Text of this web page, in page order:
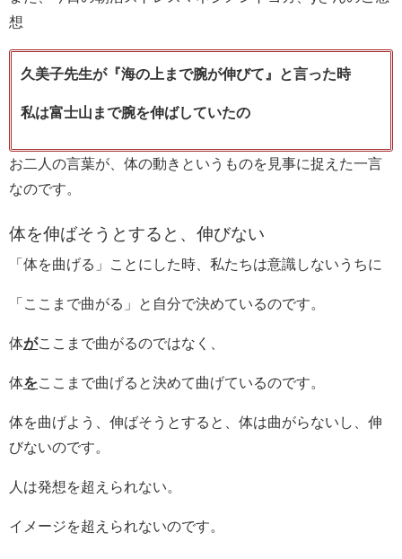
想
久美子先生が『海の上まで腕が伸びて』と言った時
私は富士山まで腕を伸ばしていたの
お二人の言葉が、体の動きというものを見事に捉えた一言
なのです。
体を伸ばそうとすると、伸びない
「体を曲げる」ことにした時、私たちは意識しないうちに
「ここまで曲がる」と自分で決めているのです。
体がここまで曲がるのではなく、
体をここまで曲げると決めて曲げているのです。
体を曲げよう、伸ばそうとすると、体は曲がらないし、伸
びないのです。
人は発想を超えられない。
イメージを超えられないのです。